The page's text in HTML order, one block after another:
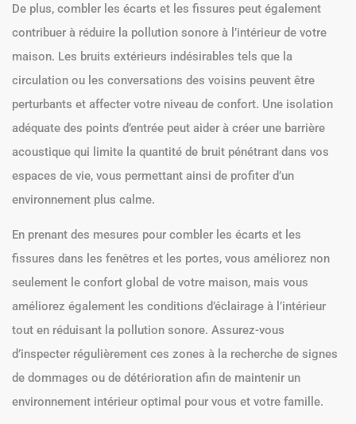
De plus, combler les écarts et les fissures peut également
contribuer à réduire la pollution sonore à l’intérieur de votre
maison. Les bruits extérieurs indésirables tels que la
circulation ou les conversations des voisins peuvent être
perturbants et affecter votre niveau de confort. Une isolation
adéquate des points d’entrée peut aider à créer une barrière
acoustique qui limite la quantité de bruit pénétrant dans vos
espaces de vie, vous permettant ainsi de profiter d’un
environnement plus calme.
En prenant des mesures pour combler les écarts et les
fissures dans les fenêtres et les portes, vous améliorez non
seulement le confort global de votre maison, mais vous
améliorez également les conditions d’éclairage à l’intérieur
tout en réduisant la pollution sonore. Assurez-vous
d’inspecter régulièrement ces zones à la recherche de signes
de dommages ou de détérioration afin de maintenir un
environnement intérieur optimal pour vous et votre famille.